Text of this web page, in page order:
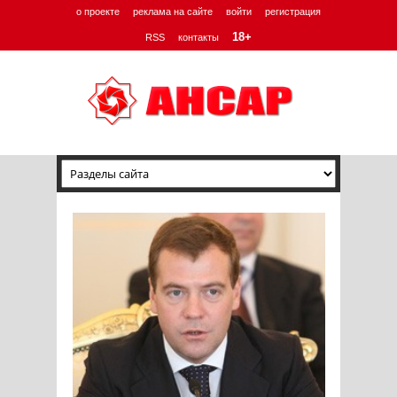
о проекте реклама на сайте войти регистрация
RSS контакты 18+